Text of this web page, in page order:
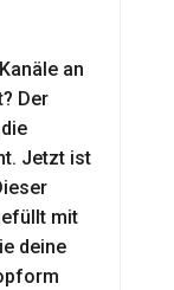
an
Der
Jetzt ist
mit
deine